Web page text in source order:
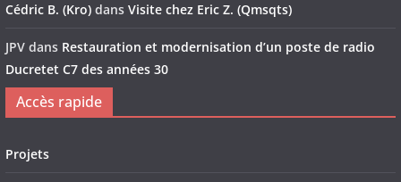
Cédric B. (Kro) dans Visite chez Eric Z. (Qmsqts)
JPV dans Restauration et modernisation d’un poste de radio
Ducretet C7 des années 30
Accès rapide
Projets